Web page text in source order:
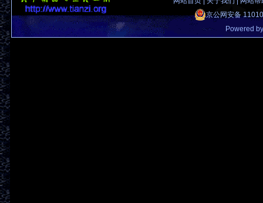
京公网安备
Powered